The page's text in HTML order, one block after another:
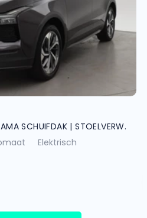
SCHUIFDAK | STOELVERW.
Elektrisch